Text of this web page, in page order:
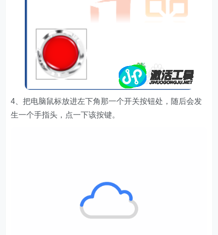
4、把电脑鼠标放进左下角那一个开关按钮处，随后会发
生一个手指头，点一下该按键。